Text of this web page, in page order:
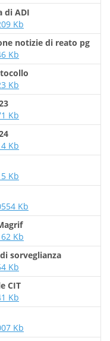
di ADI
Kb
notizie di reato pg
Kb
Kb
Kb
Kb
Kb
Kb
Kb
sorveglianza
Kb
CIT
Kb
Kb